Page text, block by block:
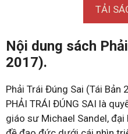
TẢI
Nội dung sách
2017).
Phải Trái Đúng Sai (Tái Bản
PHẢI TRÁI ĐÚNG SAI là
giáo sư Michael Sandel, đại